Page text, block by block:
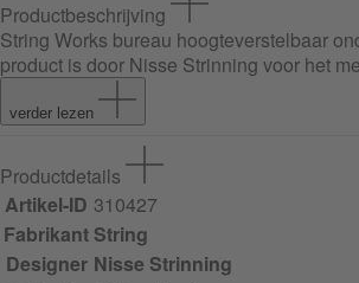
Productbeschrijving
String Works bureau hoogteverstelbaar
product is door Nisse Strinning voor het
verder lezen
Productdetails
Artikel-ID 310427
Fabrikant String
Designer Nisse Strinning